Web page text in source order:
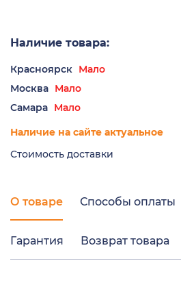
Наличие товара:
Красноярск Мало
Москва Мало
Самара Мало
Наличие на сайте актуальное
Стоимость доставки
О товаре Способы оплаты
Гарантия Возврат товара